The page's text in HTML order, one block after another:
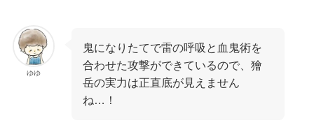
ゆゆ
鬼になりたてで雷の呼吸と血鬼術を
合わせた攻撃ができているので、獪
岳の実力は正直底が見えません
ね…！